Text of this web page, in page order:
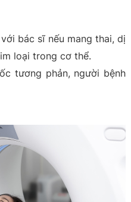
bác sĩ nếu mang thai, dị
loại trong cơ thể.
tương phản, người bệnh